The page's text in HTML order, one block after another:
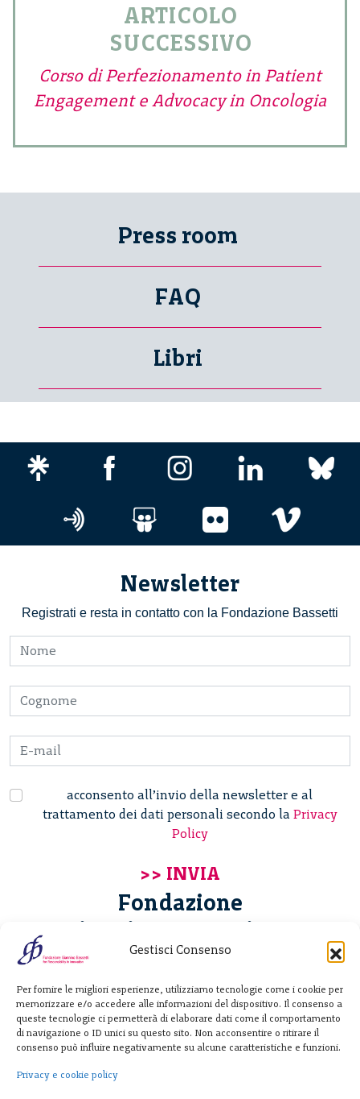
Gestisci Consenso
Per fornire le migliori esperienze, utilizziamo tecnologie come i cookie per
memorizzare e/o accedere alle informazioni del dispositivo. Il consenso a
queste tecnologie ci permetterà di elaborare dati come il comportamento
di navigazione o ID unici su questo sito. Non acconsentire o ritirare il
consenso può influire negativamente su alcune caratteristiche e funzioni.
Privacy e cookie policy
ARTICOLO
SUCCESSIVO
Corso di Perfezionamento in Patient
Engagement e Advocacy in Oncologia
Press room
FAQ
Libri
Newsletter
Registrati e resta in contatto con la Fondazione Bassetti
acconsento all’invio della newsletter e al
trattamento dei dati personali secondo la Privacy
Policy
Fondazione
Giannino Bassetti ETS
20122 Milano - Italia
T. +39 02 781933
F. + 39 02 76392030
info@fondazionebassetti.org